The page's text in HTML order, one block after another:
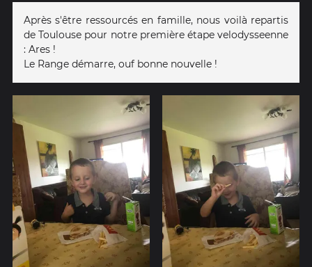
Après s'être ressourcés en famille, nous voilà repartis
de Toulouse pour notre première étape velodysseenne
: Ares !
Le Range démarre, ouf bonne nouvelle !